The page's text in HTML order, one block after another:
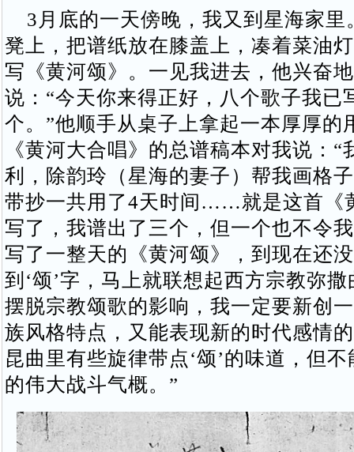
3月底的一天傍晚，我又到星海家里
凳上，把谱纸放在膝盖上，凑着菜油
写《黄河颂》。一见我进去，他兴奋
说：“今天你来得正好，八个歌子我已
个。”他顺手从桌子上拿起一本厚厚的
《黄河大合唱》的总谱稿本对我说：“
利，除韵玲（星海的妻子）帮我画格
带抄一共用了4天时间……就是这首《
写了，我谱出了三个，但一个也不令
写了一整天的《黄河颂》，到现在还
到‘颂’字，马上就联想起西方宗教弥
摆脱宗教颂歌的影响，我一定要新创
族风格特点，又能表现新的时代感情
昆曲里有些旋律带点‘颂’的味道，但
的伟大战斗气概。”